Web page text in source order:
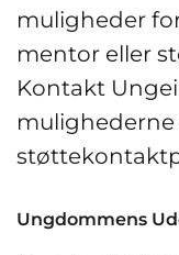
muligheder
mentor eller
Kontakt
Ungdommens